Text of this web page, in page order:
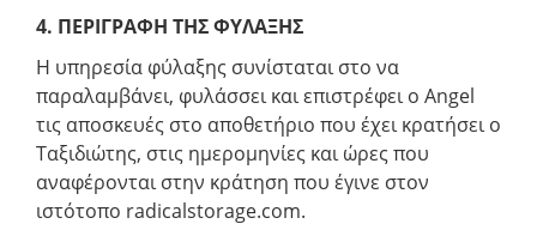
4. ΠΕΡΙΓΡΑΦΗ ΤΗΣ ΦΥΛΑΞΗΣ
Η υπηρεσία φύλαξης συνίσταται στο να
παραλαμβάνει, φυλάσσει και επιστρέφει ο Angel
τις αποσκευές στο αποθετήριο που έχει κρατήσει ο
Ταξιδιώτης, στις ημερομηνίες και ώρες που
αναφέρονται στην κράτηση που έγινε στον
ιστότοπο radicalstorage.com.